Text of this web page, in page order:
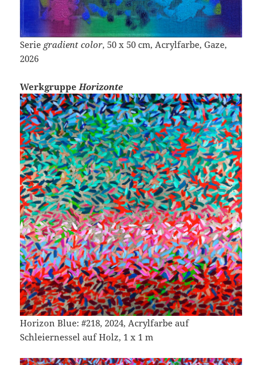
Serie gradient color, 50 x 50 cm, Acrylfarbe, Gaze,
2026
WerkgruppeHorizonte
Horizon Blue: #218, 2024, Acrylfarbe auf
Schleiernessel auf Holz, 1 x 1 m